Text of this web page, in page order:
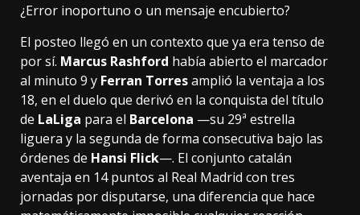
¿Error inoportuno o un mensaje encubierto?
El posteo llegó en un contexto que ya era tenso de
por sí. Marcus Rashford había abierto el marcador
al minuto 9 y Ferran Torresamplió la ventaja a los
18, en el duelo que derivó en la conquista del título
de LaLiga para el Barcelona —su 29ª estrella
liguera y la segunda de forma consecutiva bajo las
órdenes de Hansi Flick—. El conjunto catalán
aventaja en 14 puntos al Real Madrid con tres
jornadas por disputarse, una diferencia que hace